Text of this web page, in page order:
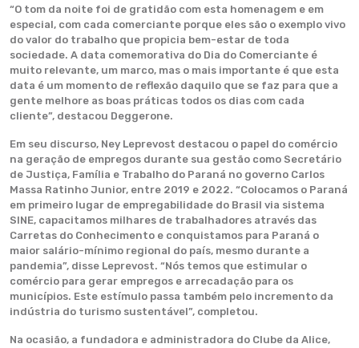
“O tom da noite foi de gratidão com esta homenagem e em
especial, com cada comerciante porque eles são o exemplo vivo
do valor do trabalho que propicia bem-estar de toda
sociedade. A data comemorativa do Dia do Comerciante é
muito relevante, um marco, mas o mais importante é que esta
data é um momento de reflexão daquilo que se faz para que a
gente melhore as boas práticas todos os dias com cada
cliente”, destacou Deggerone.
Em seu discurso, Ney Leprevost destacou o papel do comércio
na geração de empregos durante sua gestão como Secretário
de Justiça, Família e Trabalho do Paraná no governo Carlos
Massa Ratinho Junior, entre 2019 e 2022. “Colocamos o Paraná
em primeiro lugar de empregabilidade do Brasil via sistema
SINE, capacitamos milhares de trabalhadores através das
Carretas do Conhecimento e conquistamos para Paraná o
maior salário-mínimo regional do país, mesmo durante a
pandemia”, disse Leprevost. “Nós temos que estimular o
comércio para gerar empregos e arrecadação para os
municípios. Este estímulo passa também pelo incremento da
indústria do turismo sustentável”, completou.
Na ocasião, a fundadora e administradora do Clube da Alice,